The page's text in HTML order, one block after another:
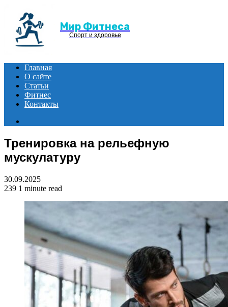
Мир Фитнеса
Спорт и здоровье
Главная
О сайте
Статьи
Фитнес
Контакты
Тренировка на рельефную
мускулатуру
30.09.2025
239 1 minute read